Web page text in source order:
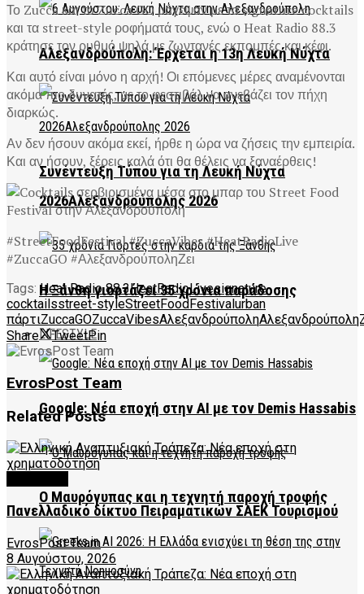
Αλεξανδρούπολη: Έρχεται η 13η Λευκή Νύχτα
Συνέντευξη Τύπου για τη Λευκή Νύχτα
2026Αλεξανδρούπολης 2026
Η Ξάνθη γιορτάζει 35 χρόνια παράδοσης
LIFESTYLE
Google: Νέα εποχή στην AI με τον Demis Hassabis
Ο Μαυρόγυπας και η τεχνητή παροχή τροφής
Το Zucca και το Zucca GO μάγεψαν με τα signature cocktails
και τα street-style ροφήματά τους, ενώ ο Heat Radio 88.3
κράτησε τον ρυθμό ψηλά με ζωντανές εκπομπές και κέφι.
Και αυτό είναι μόνο η αρχή! Οι επόμενες μέρες αναμένονται
ακόμα πιο δυνατές, με το φεστιβάλ να ανεβάζει τον πήχη
διαρκώς.
Αν δεν ήσουν ακόμα εκεί, ήρθε η ώρα να ζήσεις την εμπειρία.
Και αν ήσουν, ξέρεις καλά ότι θα θέλεις να ξαναέρθεις!
#StreetFoodFestival #ZuccaVibes #HeatRadioLive
#ZuccaGO #ΑλεξανδρούποληΖει
Tags: Heat Radio 88.3HeatRadioLivesignature
cocktailsstreet-styleStreetFoodFestival urban
πάρτιZuccaGOZuccaVibesΑλεξανδρούπολη
Share
TweetPin
EvrosPost Team
RelatedPosts
Πανελλαδικό δίκτυο Πειραματικών ΣΑΕΚ Τουρισμού
EvrosPost Team
8 Αυγούστου, 2026